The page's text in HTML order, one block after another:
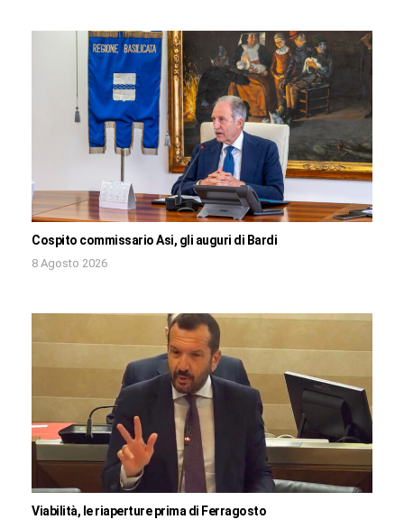
Cospito commissario Asi, gli auguri di Bardi
8 Agosto 2026
Viabilità, le riaperture prima di Ferragosto